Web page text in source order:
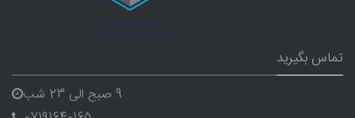
تماس بگیرید
9 صبح الی 23 شب